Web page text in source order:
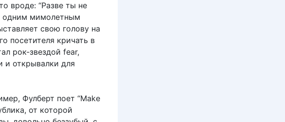
вроде: “Разве ты не
одним мимолетным
свою голову на
посетителя кричать в
рок-звездой fear,
и открывалки для
Фулберт поет “Make
от которой